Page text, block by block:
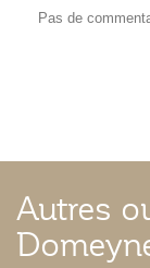
Pas de
Autres